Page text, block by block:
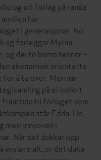
og eit forlag på randa
har
i generasjonar. No
forleggar Myrna
dei to barna hennar –
økonomisk orienterte
for å ta over. Men når
på ei isolert
framtida til forlaget som
står Edda. Ho
meir innvoven i
Når det dukkar opp
avsløre alt, er det duka